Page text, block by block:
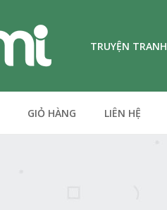
TRUYỆN TRANH
GIỎ HÀNG LIÊN HỆ